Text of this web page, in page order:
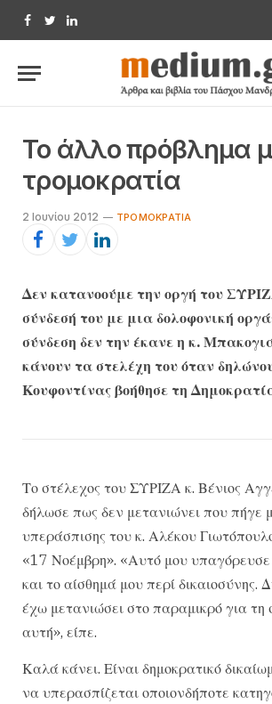
Facebook
TwitterLinkedIn
Το άλλο πρόβλημα
τρομοκρατία
2 Ιουνίου 2012 ΤΡΟΜΟΚΡΑΤΊΑ
Δεν κατανοούμε την οργή του
σύνδεσή του με μια δολοφονική
σύνδεση δεν την έκανε η κ.
κάνουν τα στελέχη του όταν
Κουφοντίνας βοήθησε τη
Το στέλεχος του ΣΥΡΙΖΑ κ. Βένιος
δήλωσε πως δεν μετανιώνει που πήγε
υπεράσπισης του κ. Αλέκου
«17 Νοέμβρη». «Αυτό μου υπαγόρευσε
και το αίσθημά μου περί δικαιοσύνης.
έχω μετανιώσει στο παραμικρό για τη
αυτή», είπε.
Καλά κάνει. Είναι δημοκρατικό
να υπερασπίζεται οποιονδήποτε